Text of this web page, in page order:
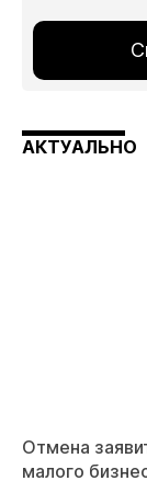
АКТУАЛЬНО
Отмена
малого